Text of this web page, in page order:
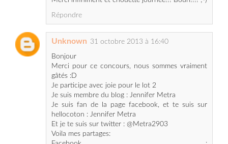
Bonjour
Merci pour ce concours, nous sommes vraiment
gâtés :D
Je participe avec joie pour le lot 2
Je suis membre du blog : Jennifer Metra
Je suis fan de la page facebook, et te suis sur
hellocoton : Jennifer Metra
Et je te suis sur twitter : @Metra2903
Voila mes partages:
Facebook :
https://www.facebook.com/winnie2903/posts/10
151975271039656
Hellocoton : http://www.hellocoton.fr/-